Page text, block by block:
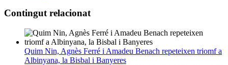
Contingut relacionat
Quim Nin, Agnès Ferré i Amadeu Benach repeteixen triomf a
Albinyana, la Bisbal i Banyeres